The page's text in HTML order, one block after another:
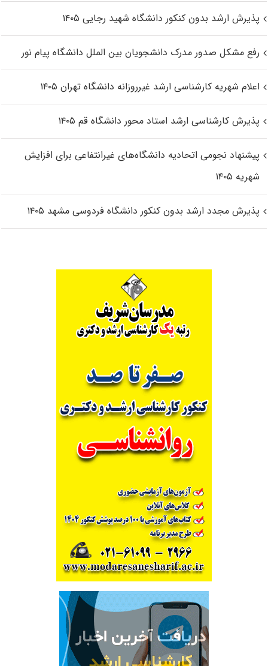
پذیرش ارشد بدون کنکور دانشگاه شهید رجایی ۱۴۰۵
رفع مشکل صدور مدرک دانشجویان بین الملل دانشگاه پیام نور
اعلام شهریه کارشناسی ارشد غیرروزانه دانشگاه تهران ۱۴۰۵
پذیرش کارشناسی ارشد استاد محور دانشگاه قم ۱۴۰۵
پیشنهاد نجومی اتحادیه دانشگاه‌های غیرانتفاعی برای افزایش
شهریه ۱۴۰۵
پذیرش مجدد ارشد بدون کنکور دانشگاه فردوسی مشهد ۱۴۰۵